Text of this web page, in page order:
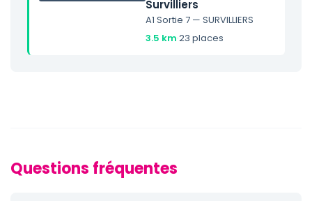
Survilliers
A1 Sortie 7 — SURVILLIERS
3.5 km·23 places
Questions fréquentes